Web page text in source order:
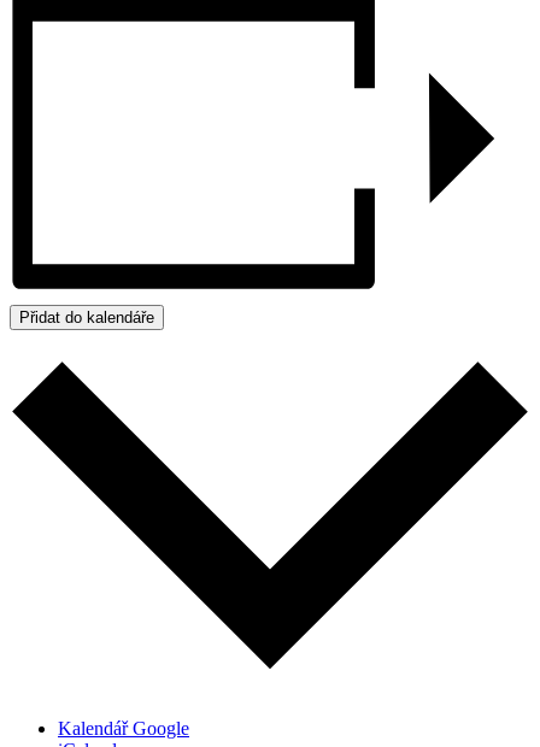
Přidat do kalendáře
Kalendář Google